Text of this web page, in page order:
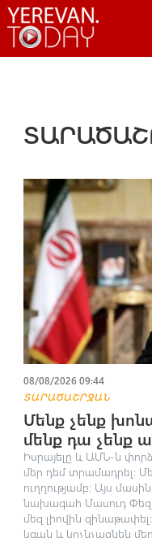
08/08/2026 09:44
ՏԱՐԱԾԱՇՐՋԱՆ
Մենք չենք
մենք դա չենք
Իսրայելը և ԱՄՆ-ն
մեր դեմ տրամադրել:
ուղղությամբ: Այս
նախագահ Մասուդ
մեզ լիովին
կգան և կոչնչացնեն